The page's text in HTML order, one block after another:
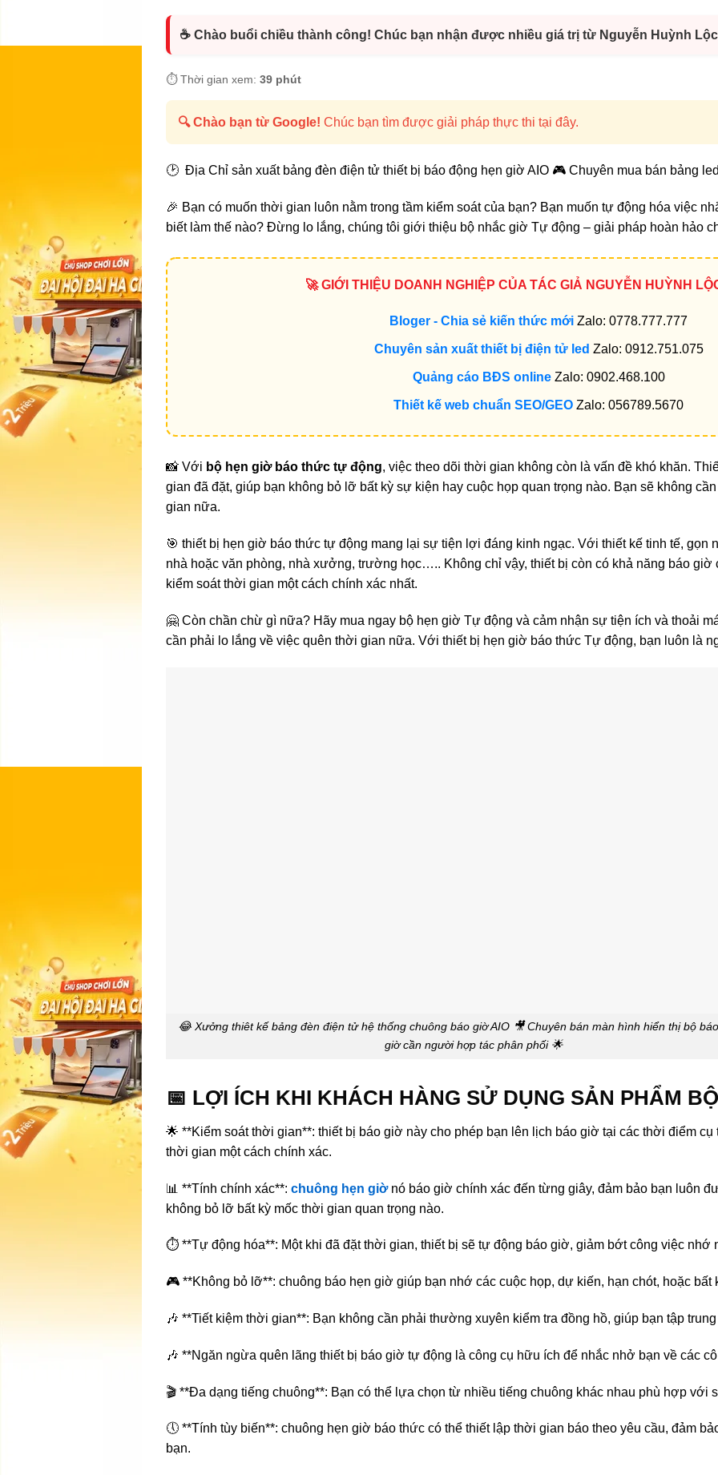
☕ Chào buổi chiều thành công! Chúc bạn nhận được nhiều giá trị từ Nguyễn Huỳnh
⏱️ Thời gian xem: 39 phút
🔍 Chào bạn từ Google! Chúc bạn tìm được giải pháp thực thi tại đây.
🕑 Địa Chỉ sản xuất bảng đèn điện tử thiết bị báo động hẹn giờ AIO 🎮 Chuyên mua bán bảng
🎉 Bạn có muốn thời gian luôn nằm trong tầm kiểm soát của bạn? Bạn muốn tự động hóa việc
biết làm thế nào? Đừng lo lắng, chúng tôi giới thiệu bộ nhắc giờ Tự động – giải pháp hoàn hảo
🚀 GIỚI THIỆU DOANH NGHIỆP CỦA TÁC GIẢ NGUYỄN HUỲNH
Bloger - Chia sẻ kiến thức mới Zalo: 0778.777.777
Chuyên sản xuất thiết bị điện tử led Zalo: 0912.751.075
Quảng cáo BĐS onlineZalo: 0902.468.100
Thiết kế web chuẩn SEO/GEO Zalo: 056789.5670
📸 Với bộ hẹn giờ báo thức tự động, việc theo dõi thời gian không còn là vấn đề khó khăn.
gian đã đặt, giúp bạn không bỏ lỡ bất kỳ sự kiện hay cuộc họp quan trọng nào. Bạn sẽ không
gian nữa.
🎯 thiết bị hẹn giờ báo thức tự động mang lại sự tiện lợi đáng kinh ngạc. Với thiết kế tinh tế, gọn
nhà hoặc văn phòng, nhà xưởng, trường học….. Không chỉ vậy, thiết bị còn có khả năng báo giờ
kiểm soát thời gian một cách chính xác nhất.
🤗 Còn chần chừ gì nữa? Hãy mua ngay bộ hẹn giờ Tự động và cảm nhận sự tiện ích và thoải
cần phải lo lắng về việc quên thời gian nữa. Với thiết bị hẹn giờ báo thức Tự động, bạn luôn là
😂 Xưởng thiêt kế bảng đèn điện tử hệ thống chuông báo giờ AIO 🎥 Chuyên bán màn hình hiển thị bộ
giờ cần người hợp tác phân phối 🌟
📅 LỢI ÍCH KHI KHÁCH HÀNG SỬ DỤNG SẢN PHẨM
🌟 **Kiểm soát thời gian**: thiết bị báo giờ này cho phép bạn lên lịch báo giờ tại các thời điểm cụ
thời gian một cách chính xác.
📊 **Tính chính xác**: chuông hẹn giờnó báo giờ chính xác đến từng giây, đảm bảo bạn luôn
không bỏ lỡ bất kỳ mốc thời gian quan trọng nào.
⏱️ **Tự động hóa**: Một khi đã đặt thời gian, thiết bị sẽ tự động báo giờ, giảm bớt công việc nhớ
🎮 **Không bỏ lỡ**: chuông báo hẹn giờ giúp bạn nhớ các cuộc họp, dự kiến, hạn chót, hoặc bất
🎶 **Tiết kiệm thời gian**: Bạn không cần phải thường xuyên kiểm tra đồng hồ, giúp bạn tập
🎶 **Ngăn ngừa quên lãng thiết bị báo giờ tự động là công cụ hữu ích để nhắc nhở bạn về các
🎬 **Đa dạng tiếng chuông**: Bạn có thể lựa chọn từ nhiều tiếng chuông khác nhau phù hợp với
🕔 **Tính tùy biến**: chuông hẹn giờ báo thức có thể thiết lập thời gian báo theo yêu cầu, đảm
bạn.